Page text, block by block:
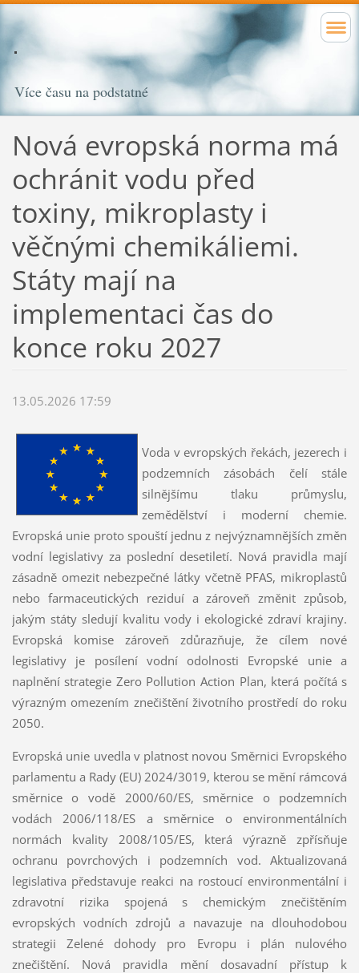
Více času na podstatné
Nová evropská norma má
ochránit vodu před
toxiny, mikroplasty i
věčnými chemikáliemi.
Státy mají na
implementaci čas do
konce roku 2027
13.05.2026 17:59
Voda v evropských řekách, jezerech i
podzemních zásobách čelí stále
silnějšímu tlaku průmyslu,
zemědělství i moderní chemie.
Evropská unie proto spouští jednu z nejvýznamnějších změn
vodní legislativy za poslední desetiletí. Nová pravidla mají
zásadně omezit nebezpečné látky včetně PFAS, mikroplastů
nebo farmaceutických reziduí a zároveň změnit způsob,
jakým státy sledují kvalitu vody i ekologické zdraví krajiny.
Evropská komise zároveň zdůrazňuje, že cílem nové
legislativy je posílení vodní odolnosti Evropské unie a
naplnění strategie Zero Pollution Action Plan, která počítá s
výrazným omezením znečištění životního prostředí do roku
2050.
Evropská unie uvedla v platnost novou Směrnici Evropského
parlamentu a Rady (EU) 2024/3019, kterou se mění rámcová
směrnice o vodě 2000/60/ES, směrnice o podzemních
vodách 2006/118/ES a směrnice o environmentálních
normách kvality 2008/105/ES, která výrazně zpřísňuje
ochranu povrchových i podzemních vod. Aktualizovaná
legislativa představuje reakci na rostoucí environmentální i
zdravotní rizika spojená s chemickým znečištěním
evropských vodních zdrojů a navazuje na dlouhodobou
strategii Zelené dohody pro Evropu i plán nulového
znečištění. Nová pravidla mění dosavadní přístup k